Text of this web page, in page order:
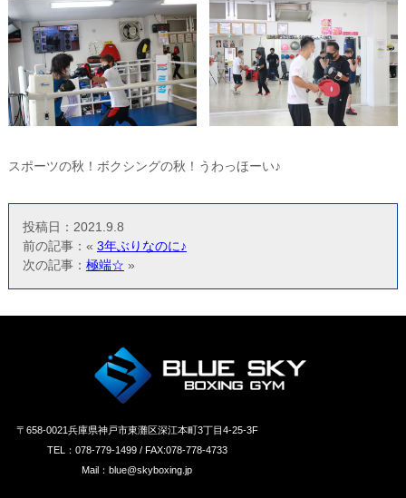
スポーツの秋！ボクシングの秋！うわっほーい♪
投稿日：2021.9.8
前の記事：« 3年ぶりなのに♪
次の記事： 極端☆ »
〒658‐0021兵庫県神戸市東灘区深江本町3丁目4-25-3F
TEL：078-779-1499 / FAX:078-778-4733
Mail：blue@skyboxing.jp